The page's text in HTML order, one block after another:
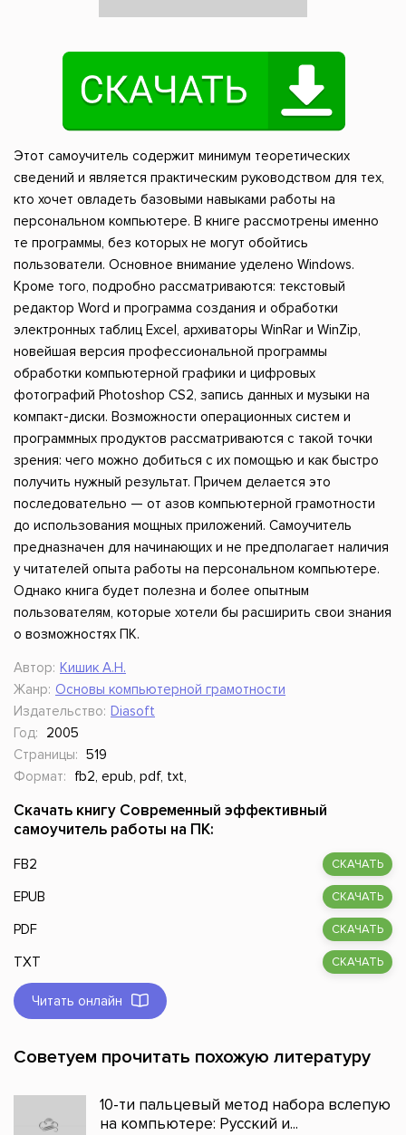
Этот самоучитель содержит минимум теоретических
сведений и является практическим руководством для тех,
кто хочет овладеть базовыми навыками работы на
персональном компьютере. В книге рассмотрены именно
те программы, без которых не могут обойтись
пользователи. Основное внимание уделено Windows.
Кроме того, подробно рассматриваются: текстовый
редактор Word и программа создания и обработки
электронных таблиц Excel, архиваторы WinRar и WinZip,
новейшая версия профессиональной программы
обработки компьютерной графики и цифровых
фотографий Photoshop CS2, запись данных и музыки на
компакт-диски. Возможности операционных систем и
программных продуктов рассматриваются с такой точки
зрения: чего можно добиться с их помощью и как быстро
получить нужный результат. Причем делается это
последовательно — от азов компьютерной грамотности
до использования мощных приложений. Самоучитель
предназначен для начинающих и не предполагает наличия
у читателей опыта работы на персональном компьютере.
Однако книга будет полезна и более опытным
пользователям, которые хотели бы расширить свои знания
о возможностях ПК.
Автор: Кишик А.Н.
Жанр: Основы компьютерной грамотности
Издательство: Diasoft
Год:
2005
Страницы: 519
Формат:
fb2, epub, pdf, txt,
Скачать книгу Современный эффективный
самоучитель работы на ПК:
FB2 СКАЧАТЬ
EPUB СКАЧАТЬ
PDF СКАЧАТЬ
TXT СКАЧАТЬ
Читать онлайн
Советуем прочитать похожую литературу
10-ти пальцевый метод набора вслепую
на компьютере: Русский и...